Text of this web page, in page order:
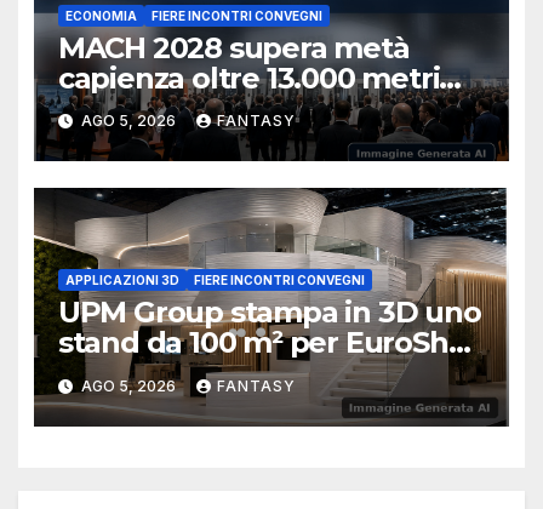
ECONOMIA FIERE INCONTRI CONVEGNI
MACH 2028 supera metà
capienza oltre 13.000 metri
quadrati già prenotati
AGO 5, 2026 FANTASY
APPLICAZIONI 3D FIERE INCONTRI CONVEGNI
UPM Group stampa in 3D uno
stand da 100 m² per EuroShop
2026
AGO 5, 2026 FANTASY